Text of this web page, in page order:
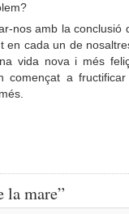
nos amb la conclusió
en cada un de
vida nova i més
començat a
la mare”